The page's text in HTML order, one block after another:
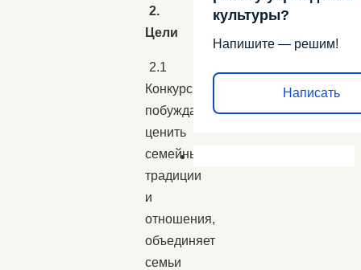
2.
Цели
2.1
Конкурс
побуждает
ценить
семейные
традиции
и
отношения,
объединяет
семьи
культуры?
Напишите — решим!
Написать